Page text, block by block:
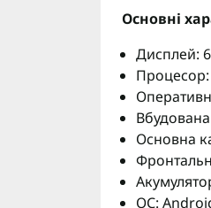
Основні
Дисплей:
Вбудована
Основна
ОС: